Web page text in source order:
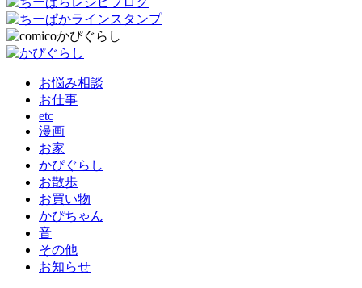
お悩み相談
お仕事
etc
漫画
お家
かぴぐらし
お散歩
お買い物
かぴちゃん
音
その他
お知らせ